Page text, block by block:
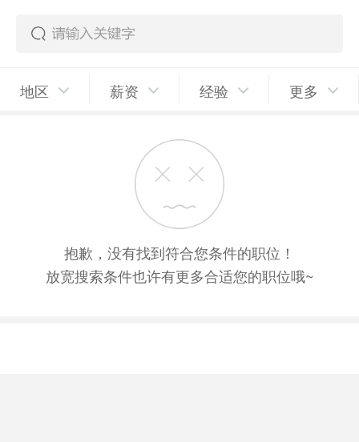
地区 薪资 经验 更多
抱歉，没有找到符合您条件的职位！
放宽搜索条件也许有更多合适您的职位哦~